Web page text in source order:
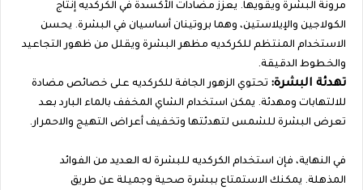
مرونة البشرة ويقويها. يعزز مضادات الأكسدة في الكركديه إنتاج
الكولاجين والإيلاستين، وهما بروتينان أساسيان في البشرة. يحسن
الاستخدام المنتظم للكركديه مظهر البشرة ويقلل من ظهور التجاعيد
والخطوط الدقيقة.
تهدئة البشرة: تحتوي الزهور الجافة للكركديه على خصائص مضادة
للالتهابات ومهدئة. يمكن استخدام الشاي المخفف بالماء البارد بعد
تعرض البشرة للشمس لتهدئتها وتخفيف أعراض التهيج والاحمرار.
في النهاية، فإن استخدام الكركديه للبشرة له العديد من الفوائد
المذهلة. يمكنك الاستمتاع ببشرة صحية وجميلة عن طريق